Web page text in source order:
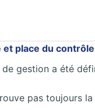
et place du
gestion a été
pas toujours